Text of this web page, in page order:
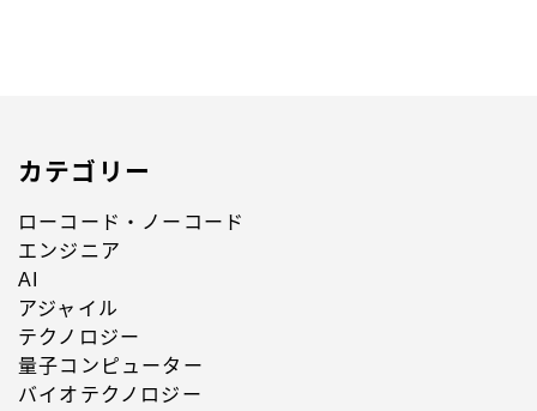
カテゴリー
ローコード・ノーコード
エンジニア
AI
アジャイル
テクノロジー
量子コンピューター
バイオテクノロジー